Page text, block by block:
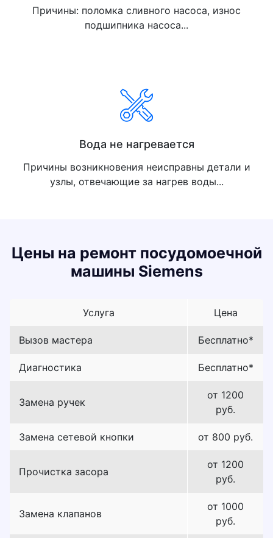
Причины: поломка сливного насоса, износ
подшипника насоса...
Вода не нагревается
Причины возникновения неисправны детали и
узлы, отвечающие за нагрев воды...
Цены на ремонт посудомоечной
машины Siemens
Услуга Цена
Вызов мастера Бесплатно*
Диагностика Бесплатно*
Замена ручек
от 1200
руб.
Замена сетевой кнопки от 800 руб.
Прочистка засора
от 1200
руб.
Замена клапанов
от 1000
руб.